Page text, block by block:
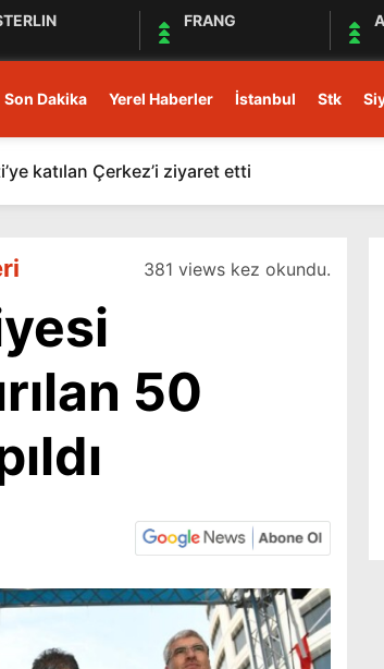
FRANG
Son Dakika Yerel Haberler İstanbul Stk
katılan Çerkez’i ziyaret etti
381 views kez okundu.
50